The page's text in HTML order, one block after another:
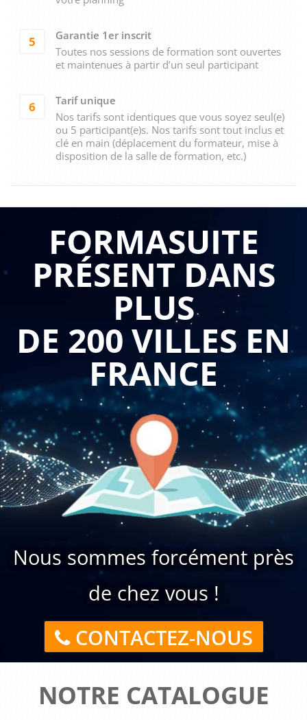
5
Garantie 1er inscrit
Toutes nos sessions de formation sont ouvertes
et maintenues à partir d’un seul participant
6
Tarif unique
Nos tarifs sont identiques que vous soyez seul(e)
ou 5 participant(e)s. Nos tarifs sont tout inclus et
clé en main (déplacement du formateur, mise à
disposition de la salle de formation, etc.)
FORMASUITE
PRÉSENT DANS
PLUS
DE 200 VILLES EN
FRANCE
Nous sommes forcément près
de chez vous !
CONTACTEZ-NOUS
NOTRE CATALOGUE